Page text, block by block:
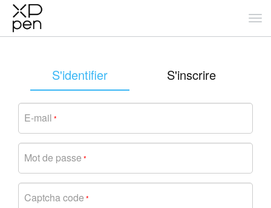
S'identifier S'inscrire
E-mail *
Mot de passe *
Captcha code *